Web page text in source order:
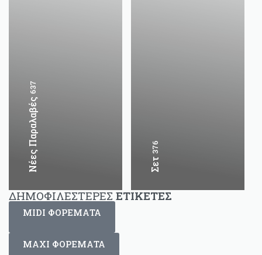
Νέες Παραλαβές
637
Σετ
376
ΔΗΜΟΦΙΛΕΣΤΕΡΕΣ ΕΤΙΚΕΤΕΣ
MIDI ΦΟΡΕΜΑΤΑ
MAXI ΦΟΡΕΜΑΤΑ